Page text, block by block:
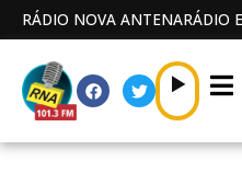
RÁDIO NOVA ANTENARÁDIO